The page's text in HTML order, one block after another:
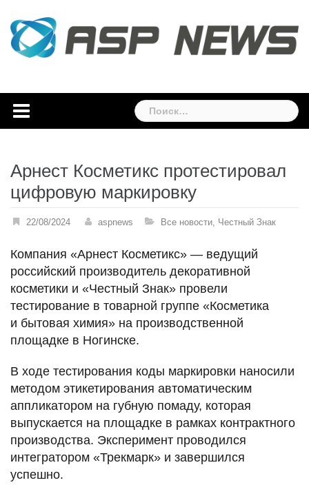
content
Найти:
Арнест Косметикс протестировал
цифровую маркировку
22/08/2024 aspnews Все новости, Честный Знак
Компания «Арнест Косметикс» — ведущий
российский производитель декоративной
косметики и «Честный Знак» провели
тестирование в товарной группе «Косметика
и бытовая химия» на производственной
площадке в Ногинске.
В ходе тестирования коды маркировки наносили
методом этикетирования автоматическим
аппликатором на губную помаду, которая
выпускается на площадке в рамках контрактного
производства. Эксперимент проводился
интегратором «Трекмарк» и завершился
успешно.